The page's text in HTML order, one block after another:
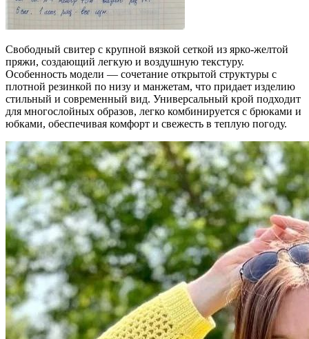
Свободный свитер с крупной вязкой сеткой из ярко-желтой
пряжи, создающий легкую и воздушную текстуру.
Особенность модели — сочетание открытой структуры с
плотной резинкой по низу и манжетам, что придает изделию
стильный и современный вид. Универсальный крой подходит
для многослойных образов, легко комбинируется с брюками и
юбками, обеспечивая комфорт и свежесть в теплую погоду.